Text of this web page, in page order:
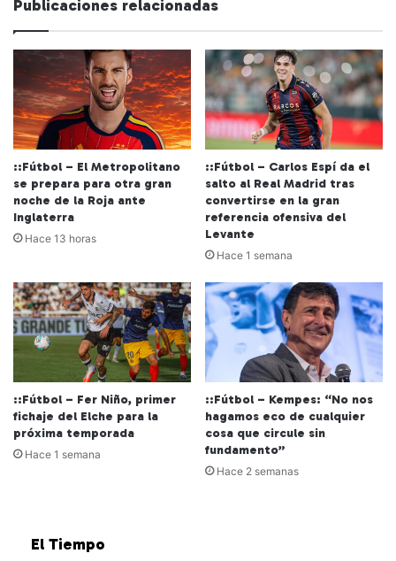
Publicaciones relacionadas
::Fútbol – El Metropolitano
se prepara para otra gran
noche de la Roja ante
Inglaterra
Hace 13 horas
::Fútbol – Carlos Espí da el
salto al Real Madrid tras
convertirse en la gran
referencia ofensiva del
Levante
Hace 1 semana
::Fútbol – Fer Niño, primer
fichaje del Elche para la
próxima temporada
Hace 1 semana
::Fútbol – Kempes: “No nos
hagamos eco de cualquier
cosa que circule sin
fundamento”
Hace 2 semanas
El Tiempo